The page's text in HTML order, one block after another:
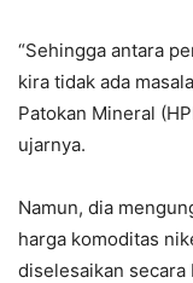
“Sehingga antara
kira tidak ada
Patokan Mineral
ujarnya.
Namun, dia
harga komoditas
diselesaikan secara